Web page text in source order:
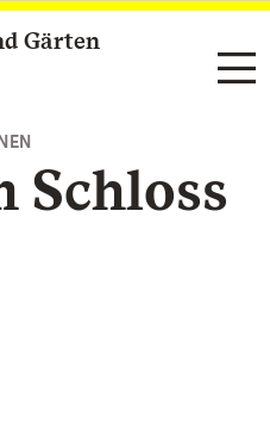
Gärten
Schloss